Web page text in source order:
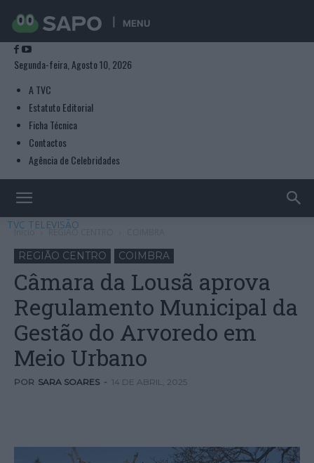
MENU
Segunda-feira, Agosto 10, 2026
A TVC
Estatuto Editorial
Ficha Técnica
Contactos
Agência de Celebridades
TVC TELEVISÃO
Início REGIÃO CENTRO
REGIÃO CENTRO COIMBRA
Câmara da Lousã aprova
Regulamento Municipal da
Gestão do Arvoredo em
Meio Urbano
POR SARA SOARES - 14 DE ABRIL, 2025